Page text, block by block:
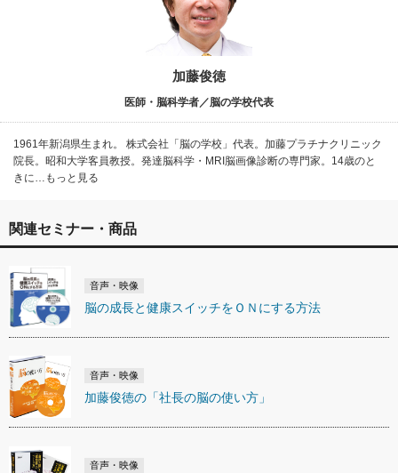
加藤俊徳
医師・脳科学者／脳の学校代表
1961年新潟県生まれ。 株式会社「脳の学校」代表。加藤プラチナクリニック
院長。昭和大学客員教授。発達脳科学・MRI脳画像診断の専門家。14歳のと
きに…もっと見る
関連セミナー・商品
音声・映像
脳の成長と健康スイッチをＯＮにする方法
音声・映像
加藤俊徳の「社長の脳の使い方」
音声・映像